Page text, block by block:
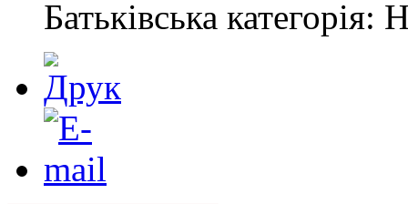
Батьківська категорія: